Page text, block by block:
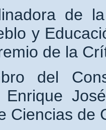
de
y
de la
del
Enrique
Ciencias de